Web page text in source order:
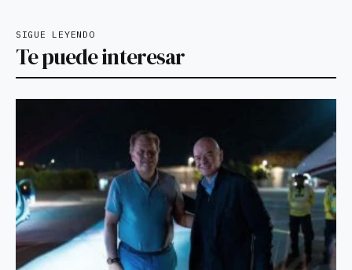
SIGUE LEYENDO
Te puede interesar